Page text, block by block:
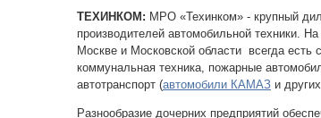
ТЕХИНКОМ: МРО «Техинком» - крупный
производителей автомобильной техники.
Москве и Московской области всегда есть
коммунальная техника, пожарные
автотранспорт (автомобили КАМАЗ и
Разнообразие дочерних предприятий